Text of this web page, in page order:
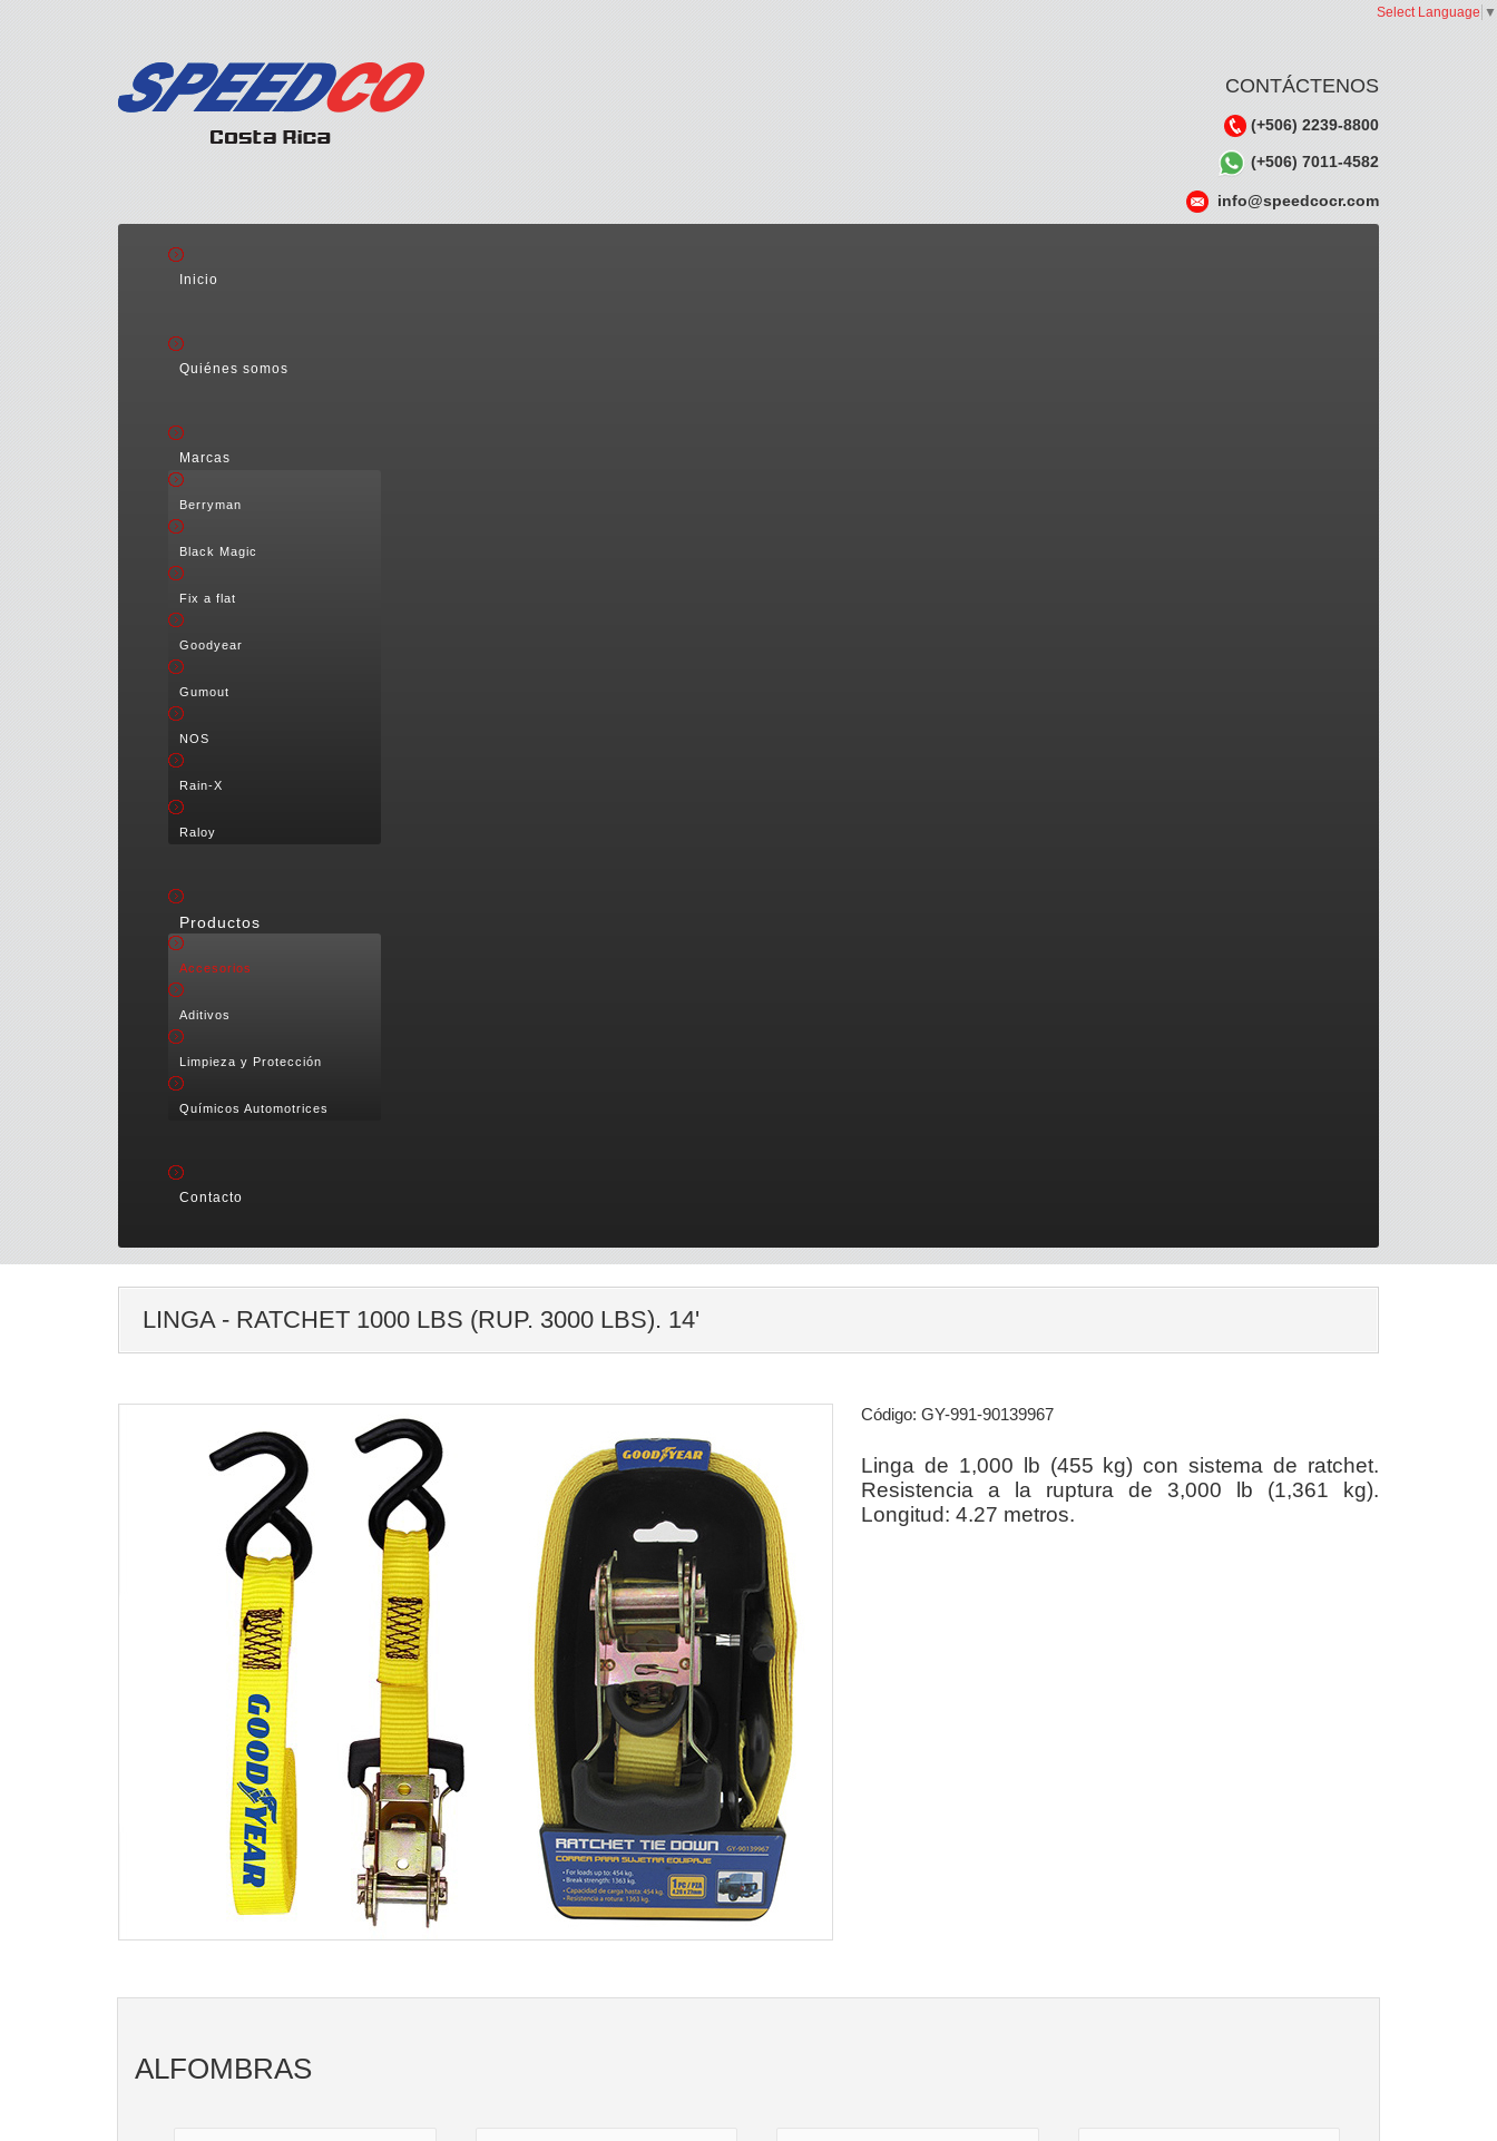
Select Language ▼
CONTÁCTENOS
(+506) 2239-8800
(+506) 7011-4582
info@speedcocr.com
Inicio
Quiénes somos
Marcas
Berryman
Black Magic
Fix a flat
Goodyear
Gumout
NOS
Rain-X
Raloy
Productos
Accesorios
Aditivos
Limpieza y Protección
Químicos Automotrices
Contacto
LINGA - RATCHET 1000 LBS (RUP. 3000 LBS). 14'
Código: GY-991-90139967
Linga de 1,000 lb (455 kg) con sistema de ratchet.
Resistencia a la ruptura de 3,000 lb (1,361 kg).
Longitud: 4.27 metros.
ALFOMBRAS